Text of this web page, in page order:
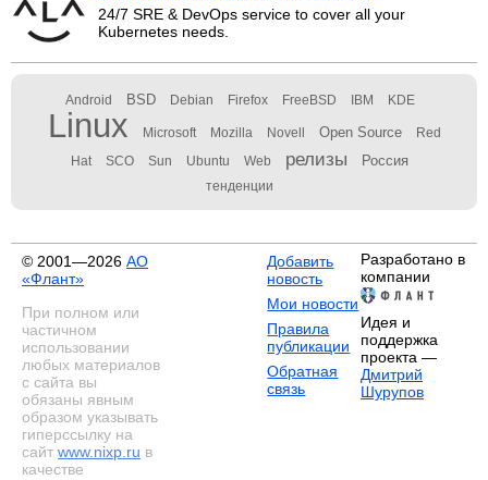
24/7 SRE & DevOps service to cover all your
Kubernetes needs.
Android BSD Debian Firefox FreeBSD IBM KDE
Linux Microsoft Mozilla Novell Open Source Red
Hat SCO Sun Ubuntu Web релизы Россия
тенденции
© 2001—2026 АО
«Флант»
При полном или
частичном
использовании
любых материалов
с сайта вы
обязаны явным
образом указывать
гиперссылку на
сайт www.nixp.ru в
качестве
Добавить
новость
Мои новости
Правила
публикации
Обратная
связь
Разработано в
компании
Идея и
поддержка
проекта —
Дмитрий
Шурупов